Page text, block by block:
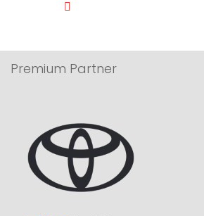
Premium Partner